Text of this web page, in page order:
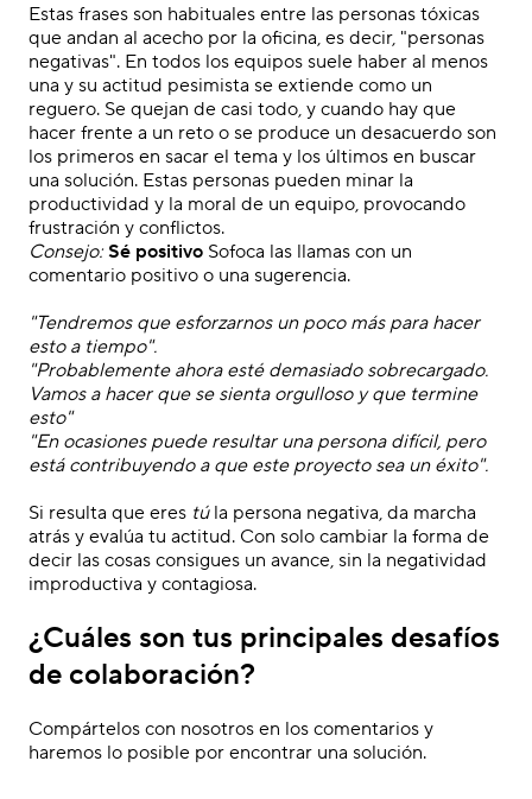
Estas frases son habituales entre las personas tóxicas
que andan al acecho por la oficina, es decir, "personas
negativas". En todos los equipos suele haber al menos
una y su actitud pesimista se extiende como un
reguero. Se quejan de casi todo, y cuando hay que
hacer frente a un reto o se produce un desacuerdo son
los primeros en sacar el tema y los últimos en buscar
una solución. Estas personas pueden minar la
productividad y la moral de un equipo, provocando
frustración y conflictos.
Consejo: Sé positivo Sofoca las llamas con un
comentario positivo o una sugerencia.
"Tendremos que esforzarnos un poco más para hacer
esto a tiempo".
"Probablemente ahora esté demasiado sobrecargado.
Vamos a hacer que se sienta orgulloso y que termine
esto"
"En ocasiones puede resultar una persona difícil, pero
está contribuyendo a que este proyecto sea un éxito".
Si resulta que eres túla persona negativa, da marcha
atrás y evalúa tu actitud. Con solo cambiar la forma de
decir las cosas consigues un avance, sin la negatividad
improductiva y contagiosa.
¿Cuáles son tus principales desafíos
de colaboración?
Compártelos con nosotros en los comentarios y
haremos lo posible por encontrar una solución.